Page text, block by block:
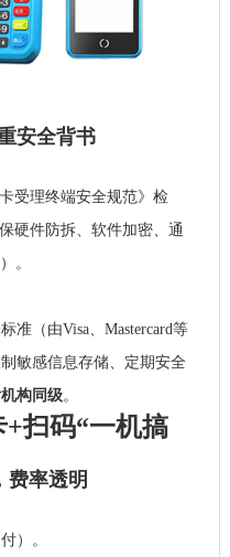
安全背书
受理终端安全规范》检
硬件防拆、软件加密、通
。
准（由Visa、Mastercard等
敏感信息存储、定期安全
构同级。
扫码“一机搞
费率透明
）。